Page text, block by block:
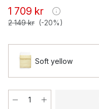
1 709 kr
2 149 kr (-20%)
Soft yellow